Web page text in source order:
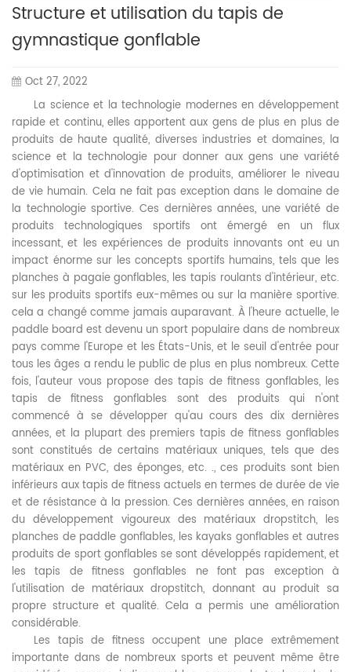
Structure et utilisation du tapis de
gymnastique gonflable
Oct 27, 2022
La science et la technologie modernes en développement
rapide et continu, elles apportent aux gens de plus en plus de
produits de haute qualité, diverses industries et domaines, la
science et la technologie pour donner aux gens une variété
d'optimisation et d'innovation de produits, améliorer le niveau
de vie humain. Cela ne fait pas exception dans le domaine de
la technologie sportive. Ces dernières années, une variété de
produits technologiques sportifs ont émergé en un flux
incessant, et les expériences de produits innovants ont eu un
impact énorme sur les concepts sportifs humains, tels que les
planches à pagaie gonflables, les tapis roulants d'intérieur, etc.
sur les produits sportifs eux-mêmes ou sur la manière sportive.
cela a changé comme jamais auparavant. À l'heure actuelle, le
paddle board est devenu un sport populaire dans de nombreux
pays comme l'Europe et les États-Unis, et le seuil d'entrée pour
tous les âges a rendu le public de plus en plus nombreux. Cette
fois, l'auteur vous propose des tapis de fitness gonflables, les
tapis de fitness gonflables sont des produits qui n'ont
commencé à se développer qu'au cours des dix dernières
années, et la plupart des premiers tapis de fitness gonflables
sont constitués de certains matériaux uniques, tels que des
matériaux en PVC, des éponges, etc. ., ces produits sont bien
inférieurs aux tapis de fitness actuels en termes de durée de vie
et de résistance à la pression. Ces dernières années, en raison
du développement vigoureux des matériaux dropstitch, les
planches de paddle gonflables, les kayaks gonflables et autres
produits de sport gonflables se sont développés rapidement, et
les tapis de fitness gonflables ne font pas exception à
l'utilisation de matériaux dropstitch, donnant au produit sa
propre structure et qualité. Cela a permis une amélioration
considérable.
Les tapis de fitness occupent une place extrêmement
importante dans de nombreux sports et peuvent même être